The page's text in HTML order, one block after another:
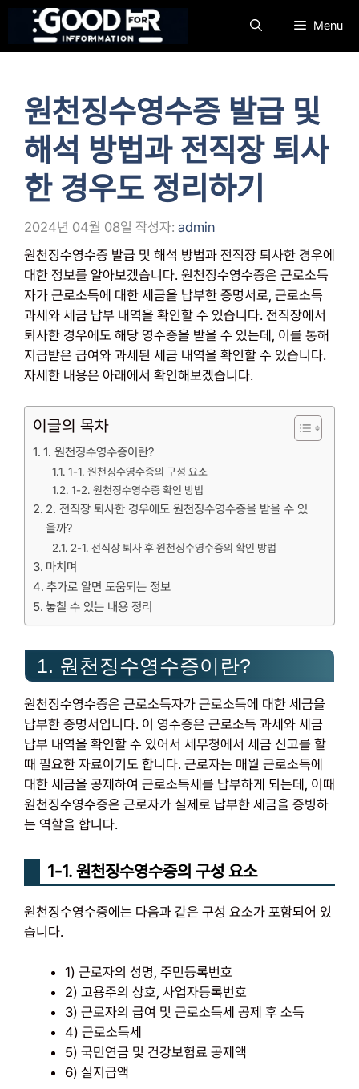
츠
Menu
원천징수영수증 발급 및
해석 방법과 전직장 퇴사
한 경우도 정리하기
2024년 04월 08일 작성자: admin
원천징수영수증 발급 및 해석 방법과 전직장 퇴사한 경우에
대한 정보를 알아보겠습니다. 원천징수영수증은 근로소득
자가 근로소득에 대한 세금을 납부한 증명서로, 근로소득
과세와 세금 납부 내역을 확인할 수 있습니다. 전직장에서
퇴사한 경우에도 해당 영수증을 받을 수 있는데, 이를 통해
지급받은 급여와 과세된 세금 내역을 확인할 수 있습니다.
자세한 내용은 아래에서 확인해보겠습니다.
이글의 목차
1. 원천징수영수증이란?
1-1. 원천징수영수증의 구성 요소
1-2. 원천징수영수증 확인 방법
2. 전직장 퇴사한 경우에도 원천징수영수증을 받을 수 있
을까?
2-1. 전직장 퇴사 후 원천징수영수증의 확인 방법
마치며
추가로 알면 도움되는 정보
놓칠 수 있는 내용 정리
1. 원천징수영수증이란?
원천징수영수증은 근로소득자가 근로소득에 대한 세금을
납부한 증명서입니다. 이 영수증은 근로소득 과세와 세금
납부 내역을 확인할 수 있어서 세무청에서 세금 신고를 할
때 필요한 자료이기도 합니다. 근로자는 매월 근로소득에
대한 세금을 공제하여 근로소득세를 납부하게 되는데, 이때
원천징수영수증은 근로자가 실제로 납부한 세금을 증빙하
는 역할을 합니다.
1-1. 원천징수영수증의 구성 요소
원천징수영수증에는 다음과 같은 구성 요소가 포함되어 있
습니다.
1) 근로자의 성명, 주민등록번호
2) 고용주의 상호, 사업자등록번호
3) 근로자의 급여 및 근로소득세 공제 후 소득
4) 근로소득세
5) 국민연금 및 건강보험료 공제액
6) 실지급액